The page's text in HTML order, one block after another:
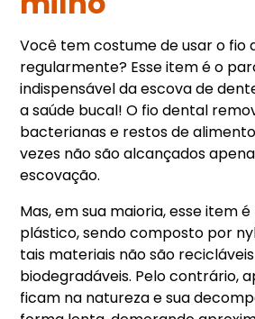
Você tem costume de usar o fio
regularmente? Esse item é o
indispensável da escova de
a saúde bucal! O fio dental
bacterianas e restos de
vezes não são alcançados
escovação.
Mas, em sua maioria, esse item
plástico, sendo composto por
tais materiais não são
biodegradáveis. Pelo contrário,
ficam na natureza e sua